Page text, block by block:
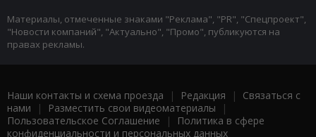
Материалы, отмеченные знаками "Реклама", "PR", "Спецпроект",
"Новости компаний", "Актуально", "Промо", публикуются на
правах рекламы.
Наши контакты и схема проезда | Редакция | Связаться с
нами | Разместить свои видеоматериалы |
Пользовательское Соглашение |
Политика в сфере
конфиденциальности и персональных данных